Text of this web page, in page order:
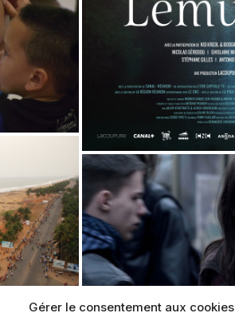
Gérer le consentement aux cookies